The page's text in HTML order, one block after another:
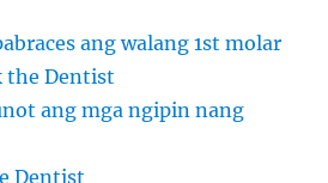
ang walang 1st molar
the Dentist
ang mga ngipin nang
Dentist